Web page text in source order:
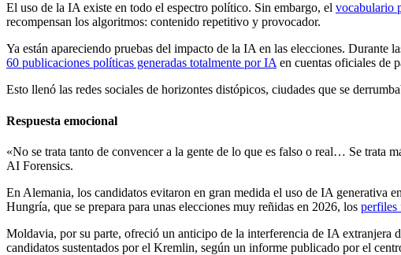
El uso de la IA existe en todo el espectro político. Sin embargo, el vocabulario
recompensan los algoritmos: contenido repetitivo y provocador.
Ya están apareciendo pruebas del impacto de la IA en las elecciones.
60 publicaciones políticas generadas totalmente por IAen cuentas oficiales de
Esto llenó las redes sociales de horizontes distópicos, ciudades que se
Respuesta emocional
«No se trata tanto de convencer a la gente de lo que es falso o real… Se trata
AI Forensics.
En Alemania, los candidatos evitaron en gran medida el uso de IA generativa
Hungría, que se prepara para unas elecciones muy reñidas en 2026, los perfiles
Moldavia, por su parte, ofreció un anticipo de la interferencia de IA extranjera
candidatos sustentados por el Kremlin, según un informe publicado por el